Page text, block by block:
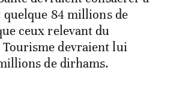
quelque 84 millions de
ceux relevant du
devraient lui
de dirhams.